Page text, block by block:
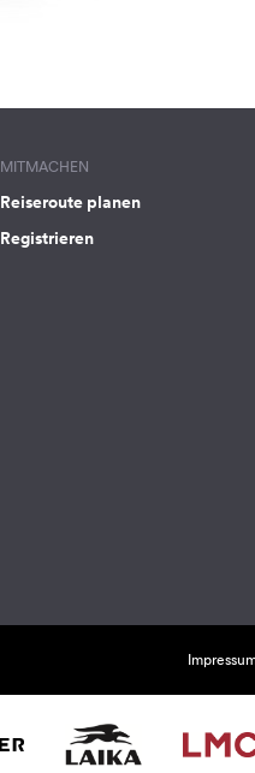
MITMACHEN
Reiseroute planen
Registrieren